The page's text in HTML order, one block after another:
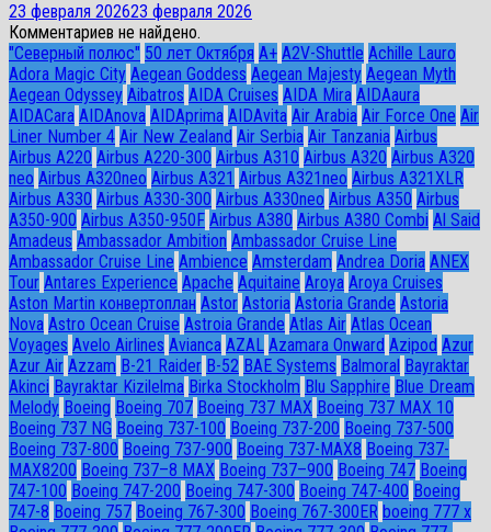
23 февраля 202623 февраля 2026
Комментариев не найдено.
"Северный полюс" 50 лет Октября A+ A2V-Shuttle Achille Lauro
Adora Magic City Aegean Goddess Aegean Majesty Aegean Myth
Aegean Odyssey Aibatros AIDA Cruises AIDA Mira AIDAaura
AIDACara AIDAnova AIDAprima AIDAvita Air Arabia Air Force One Air
Liner Number 4 Air New Zealand Air Serbia Air Tanzania Airbus
Airbus A220 Airbus A220-300 Airbus A310 Airbus A320 Airbus A320
neo Airbus A320neo Airbus A321 Airbus A321neo Airbus A321XLR
Airbus A330 Airbus A330-300 Airbus A330neo Airbus A350 Airbus
A350-900 Airbus A350-950F Airbus A380 Airbus A380 Combi Al Said
Amadeus Ambassador Ambition Ambassador Cruise Line
Ambassador Сruise Line Ambience Amsterdam Andrea Doria ANEX
Tour Antares Experience Apache Aquitaine Aroya Aroya Cruises
Aston Martin конвертоплан Astor Astoria Astoria Grande Astoria
Nova Astro Ocean Cruise Astroia Grande Atlas Air Atlas Ocean
Voyages Avelo Airlines Avianca AZAL Azamara Onward Azipod Azur
Azur Air Azzam B-21 Raider B-52 BAE Systems Balmoral Bayraktar
Akinci Bayraktar Kizilelma Birka Stockholm Blu Sapphire Blue Dream
Melody Boeing Boeing 707 Boeing 737 MAX Boeing 737 MAX 10
Boeing 737 NG Boeing 737-100 Boeing 737-200 Boeing 737-500
Boeing 737-800 Boeing 737-900 Boeing 737-MAX8 Boeing 737-
MAX8200 Boeing 737–8 MAX Boeing 737–900 Boeing 747 Boeing
747-100 Boeing 747-200 Boeing 747-300 Boeing 747-400 Boeing
747-8 Boeing 757 Boeing 767-300 Boeing 767-300ER boeing 777 x